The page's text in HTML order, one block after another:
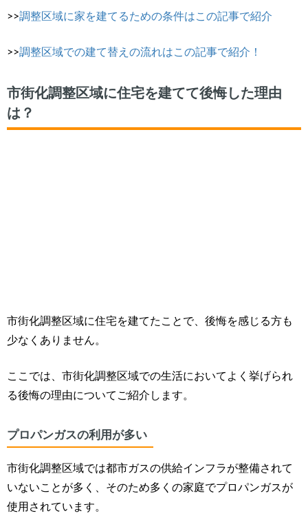
>>調整区域に家を建てるための条件はこの記事で紹介
>>調整区域での建て替えの流れはこの記事で紹介！
市街化調整区域に住宅を建てて後悔した理由
は？
市街化調整区域に住宅を建てたことで、後悔を感じる方も
少なくありません。
ここでは、市街化調整区域での生活において よく挙げられ
る後悔の理由についてご紹介します。
プロパンガスの利用が多い
市街化調整区域では都市ガスの供給インフラが整備されて
いないことが多く、そのため多くの家庭でプロパンガスが
使用されています。